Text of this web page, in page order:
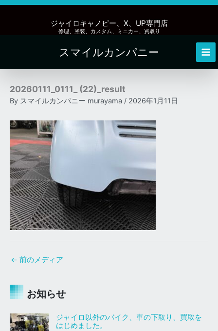
内
ッ
ジャイロキャノピー、X、UP専門店
修理、塗装、カスタム、ミニカー、買取り
スマイルカンパニー
20260111_0111_ (22)_result
By スマイルカンパニー murayama / 2026年1月11日
← 前のメディア
お知らせ
ジャイロ以外のバイク、車の下取り、買取を
はじめました。